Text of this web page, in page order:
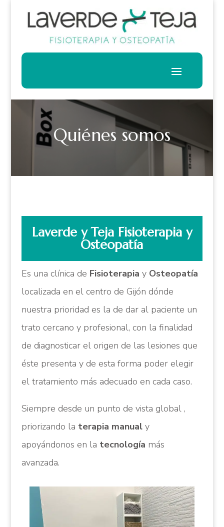
Quiénes somos
Laverde y Teja Fisioterapia y
Osteopatía
Es una clínica de Fisioterapia y Osteopatía
localizada en el centro de Gijón dónde
nuestra prioridad es la de dar al paciente un
trato cercano y profesional, con la finalidad
de diagnosticar el origen de las lesiones que
éste presenta y de esta forma poder elegir
el tratamiento más adecuado en cada caso.
Siempre desde un punto de vista global ,
priorizando la terapia manualy
apoyándonos en la tecnología más
avanzada.